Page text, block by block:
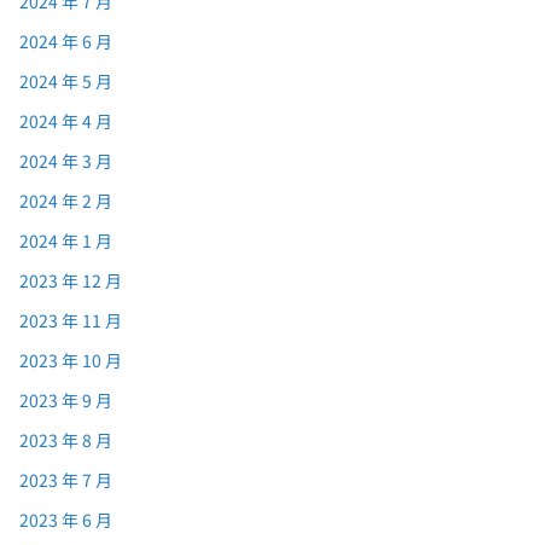
2024 年 6 月
2024 年 5 月
2024 年 4 月
2024 年 3 月
2024 年 2 月
2024 年 1 月
2023 年 12 月
2023 年 11 月
2023 年 10 月
2023 年 9 月
2023 年 8 月
2023 年 7 月
2023 年 6 月